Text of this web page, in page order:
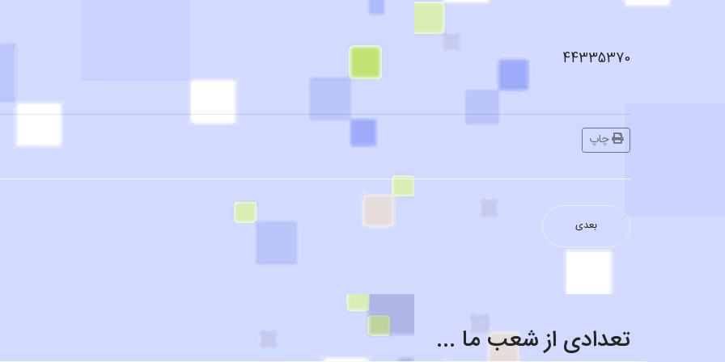
44335370
چاپ
بعدی
تعدادی از شعب ما ...
قالیشویی محدوده تکاوران ۷۷۹۰۰۸۹۱